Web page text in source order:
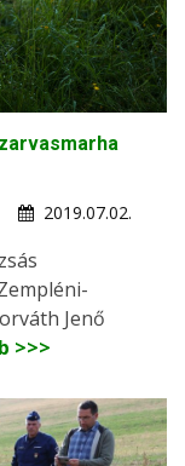
2019.07.02.
Jenő
>>>